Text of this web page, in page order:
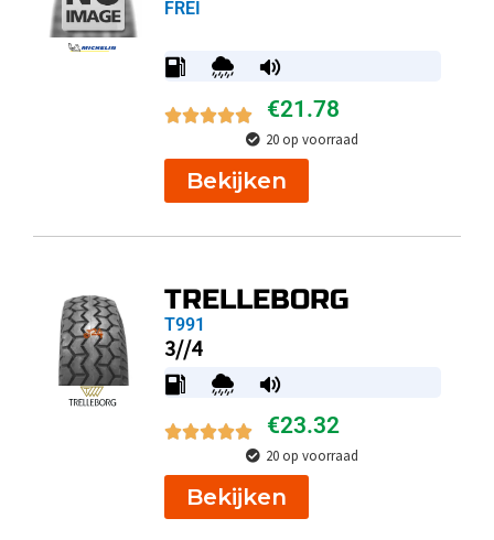
FREI
€21.78
20 op voorraad
Bekijken
TRELLEBORG
T991
3//4
€23.32
20 op voorraad
Bekijken